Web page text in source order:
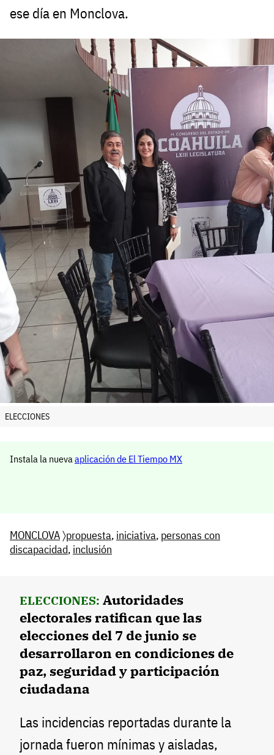
ese día en Monclova.
ELECCIONES
Instala la nuevaaplicación de El Tiempo MX
MONCLOVA〉propuesta, iniciativa, personas con
discapacidad, inclusión
ELECCIONES: Autoridades
electorales ratifican que las
elecciones del 7 de junio se
desarrollaron en condiciones de
paz, seguridad y participación
ciudadana
Las incidencias reportadas durante la
jornada fueron mínimas y aisladas,